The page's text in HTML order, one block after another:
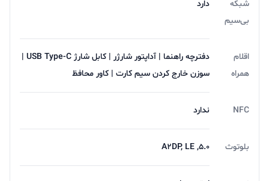
شبکه
بی‌سیم
دارد
اقلام
همراه
دفترچه‌ راهنما | آداپتور شارژر | کابل شارژ USB Type-C |
سوزن خارج کردن سیم کارت | کاور محافظ
NFC ندارد
بلوتوث 5.0, A2DP, LE